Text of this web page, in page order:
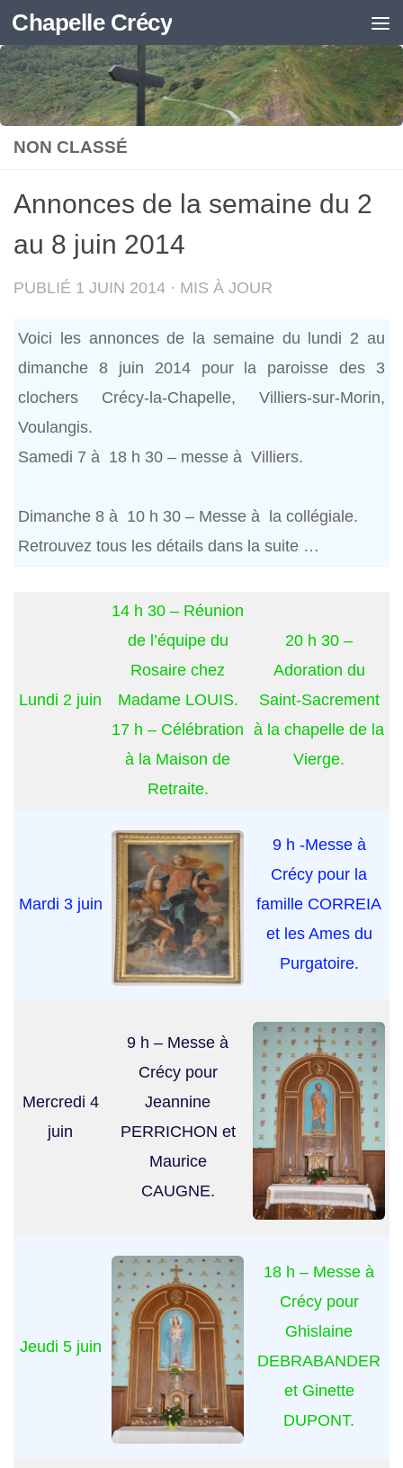
Skip to content
Chapelle Crécy
NON CLASSÉ
Annonces de la semaine du 2
au 8 juin 2014
PUBLIÉ 1 JUIN 2014 · MIS À JOUR
Voici les annonces de la semaine du lundi 2 au
dimanche 8 juin 2014 pour la paroisse des 3
clochers Crécy-la-Chapelle, Villiers-sur-Morin,
Voulangis.
Samedi 7 à 18 h 30 – messe à Villiers.
Dimanche 8 à 10 h 30 – Messe à la collégiale.
Retrouvez tous les détails dans la suite …
Lundi 2 juin
14 h 30 – Réunion
de l’équipe du
Rosaire chez
Madame LOUIS.
17 h – Célébration
à la Maison de
Retraite.
20 h 30 –
Adoration du
Saint-Sacrement
à la chapelle de la
Vierge.
Mardi 3 juin
9 h -Messe à
Crécy pour la
famille CORREIA
et les Ames du
Purgatoire.
Mercredi 4
juin
9 h – Messe à
Crécy pour
Jeannine
PERRICHON et
Maurice
CAUGNE.
Jeudi 5 juin
18 h – Messe à
Crécy pour
Ghislaine
DEBRABANDER
et Ginette
DUPONT.